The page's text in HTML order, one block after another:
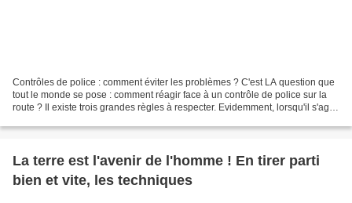
Contrôles de police : comment éviter les problèmes ? C'est LA question que
tout le monde se pose : comment réagir face à un contrôle de police sur la
route ? Il existe trois grandes règles à respecter. Evidemment, lorsqu'il s'agit
La terre est l'avenir de l'homme ! En tirer parti
bien et vite, les techniques